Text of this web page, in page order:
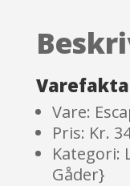
ratings
Varefakta
Vare:
Pris: Kr.
Kategori:
Gåder}